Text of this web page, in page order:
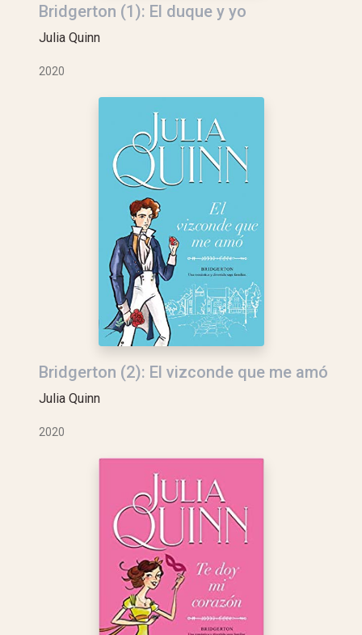
Bridgerton (1): El duque y yo
Julia Quinn
2020
Bridgerton (2): El vizconde que me amó
Julia Quinn
2020